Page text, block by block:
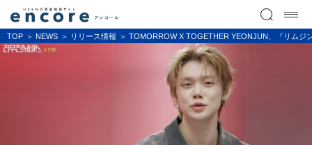
TOP NEWS リリース情報 TOMORROW X TOGETHER YEONJUN、『リムジ